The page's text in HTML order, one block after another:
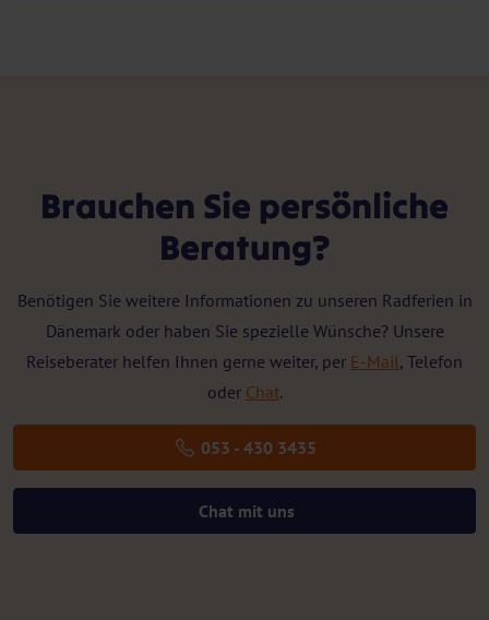
Brauchen Sie persönliche
Beratung?
Benötigen Sie weitere Informationen zu unseren Radferien in
Dänemark oder haben Sie spezielle Wünsche? Unsere
Reiseberater helfen Ihnen gerne weiter, per E-Mail, Telefon
oder Chat.
053 - 430 3435
Chat mit uns